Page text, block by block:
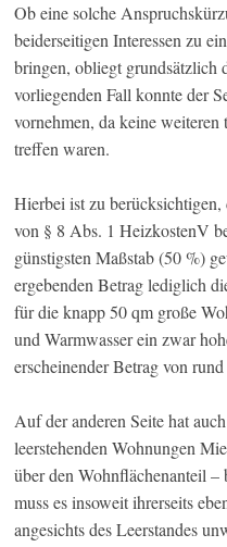
Ob eine solche
beiderseitigen Interessen zu
bringen, obliegt grundsätzlich
vorliegenden Fall konnte der
vornehmen, da keine weiteren
treffen waren.
Hierbei ist zu
von § 8 Abs. 1 HeizkostenV
günstigsten Maßstab (50 %)
ergebenden Betrag lediglich
für die knapp 50 qm große
und Warmwasser ein zwar
erscheinender Betrag von
Auf der anderen Seite hat
leerstehenden Wohnungen
über den Wohnflächenanteil
muss es insoweit ihrerseits
angesichts des Leerstandes